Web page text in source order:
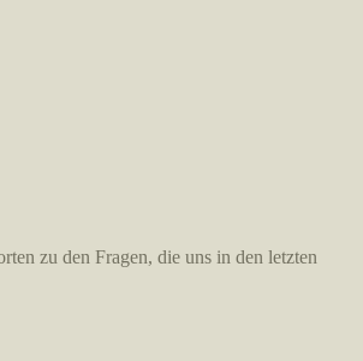
zu den Fragen, die uns in den letzten